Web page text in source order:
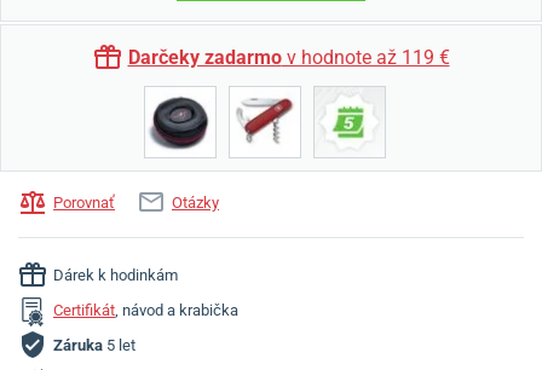
Darčeky zadarmov hodnote až 119 €
Porovnať Otázky
Dárek k hodinkám
Certifikát, návod a krabička
Záruka 5 let